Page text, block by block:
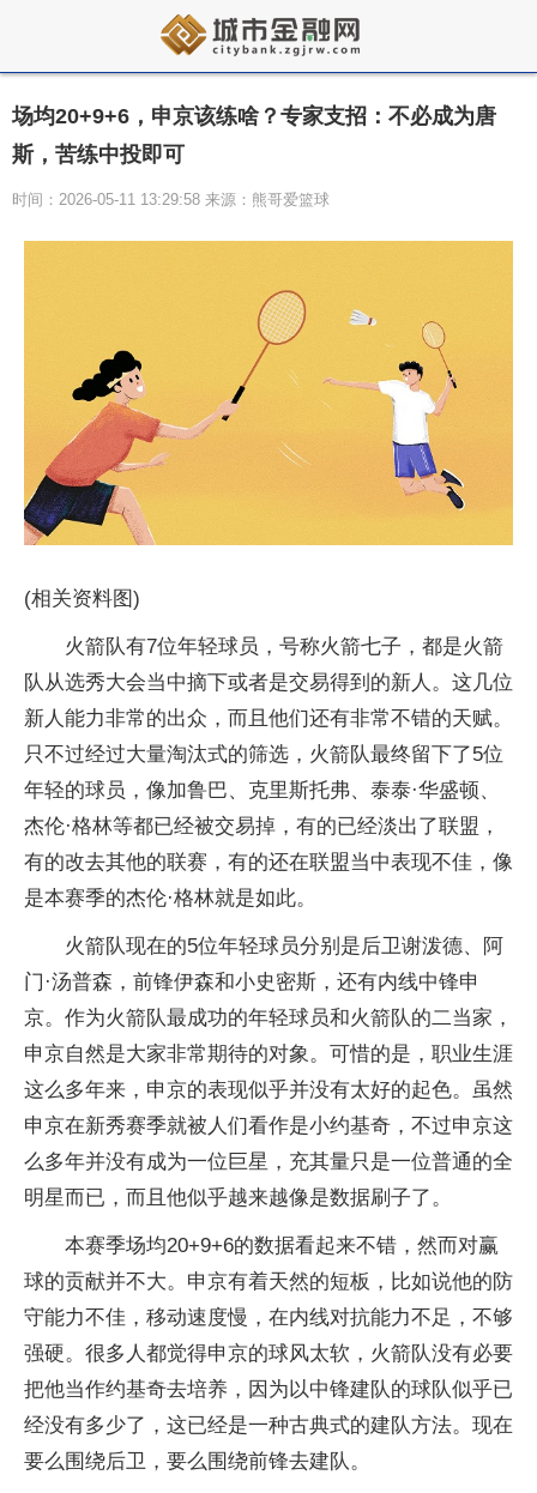
场均20+9+6，申京该练啥？专家支招：不必成为唐
斯，苦练中投即可
时间：2026-05-11 13:29:58 来源：熊哥爱篮球
(相关资料图)
火箭队有7位年轻球员，号称火箭七子，都是火箭
队从选秀大会当中摘下或者是交易得到的新人。这几位
新人能力非常的出众，而且他们还有非常不错的天赋。
只不过经过大量淘汰式的筛选，火箭队最终留下了5位
年轻的球员，像加鲁巴、克里斯托弗、泰泰·华盛顿、
杰伦·格林等都已经被交易掉，有的已经淡出了联盟，
有的改去其他的联赛，有的还在联盟当中表现不佳，像
是本赛季的杰伦·格林就是如此。
火箭队现在的5位年轻球员分别是后卫谢泼德、阿
门·汤普森，前锋伊森和小史密斯，还有内线中锋申
京。作为火箭队最成功的年轻球员和火箭队的二当家，
申京自然是大家非常期待的对象。可惜的是，职业生涯
这么多年来，申京的表现似乎并没有太好的起色。虽然
申京在新秀赛季就被人们看作是小约基奇，不过申京这
么多年并没有成为一位巨星，充其量只是一位普通的全
明星而已，而且他似乎越来越像是数据刷子了。
本赛季场均20+9+6的数据看起来不错，然而对赢
球的贡献并不大。申京有着天然的短板，比如说他的防
守能力不佳，移动速度慢，在内线对抗能力不足，不够
强硬。很多人都觉得申京的球风太软，火箭队没有必要
把他当作约基奇去培养，因为以中锋建队的球队似乎已
经没有多少了，这已经是一种古典式的建队方法。现在
要么围绕后卫，要么围绕前锋去建队。